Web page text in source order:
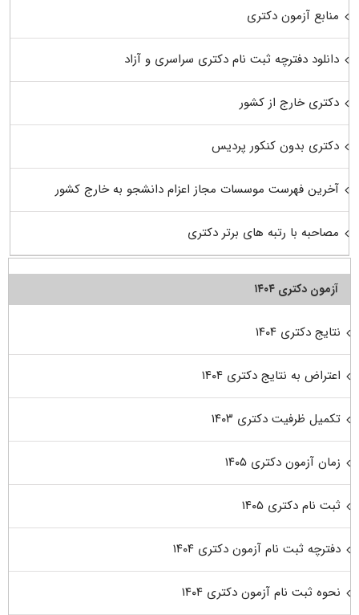
منابع آزمون دکتری
دانلود دفترچه ثبت نام دکتری سراسری و آزاد
دکتری خارج از کشور
دکتری بدون کنکور پردیس
آخرین فهرست موسسات مجاز اعزام دانشجو به خارج کشور
مصاحبه با رتبه های برتر دکتری
آزمون دکتری ۱۴۰۴
نتایج دکتری ۱۴۰۴
اعتراض به نتایج دکتری ۱۴۰۴
تکمیل ظرفیت دکتری ۱۴۰۳
زمان آزمون دکتری ۱۴۰۵
ثبت نام دکتری ۱۴۰۵
دفترچه ثبت نام آزمون دکتری ۱۴۰۴
نحوه ثبت نام آزمون دکتری ۱۴۰۴